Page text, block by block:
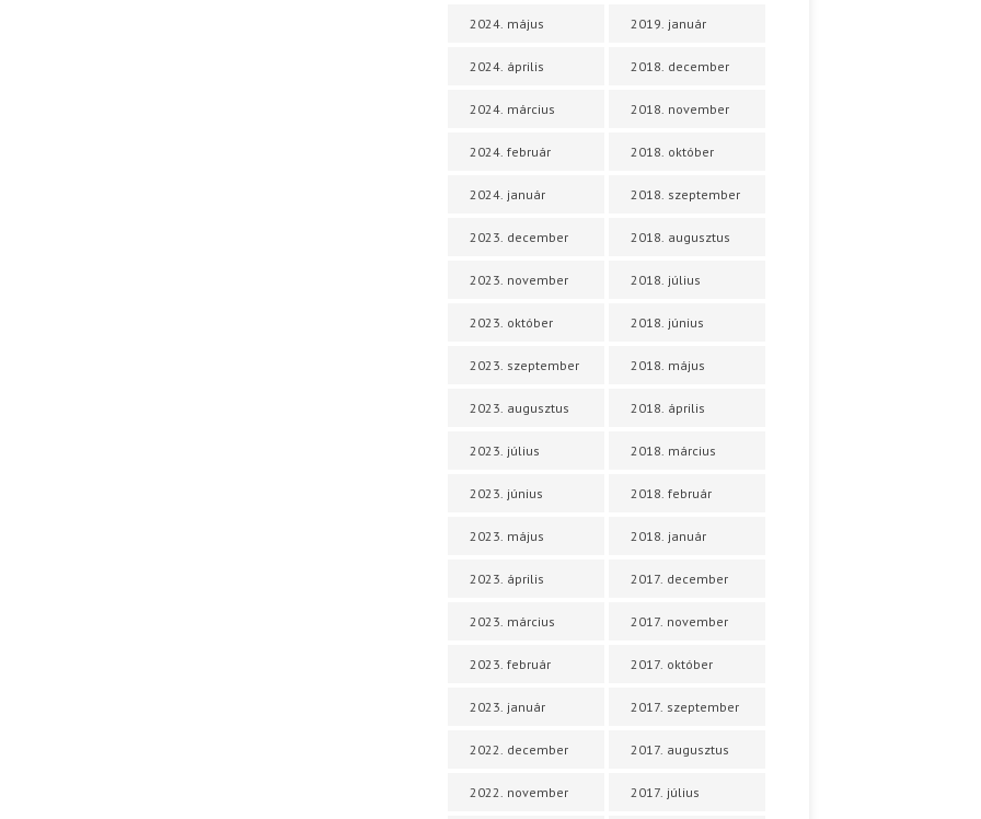
2024. május
2024. április
2024. március
2024. február
2024. január
2023. december
2023. november
2023. október
2023. szeptember
2023. augusztus
2023. július
2023. június
2023. május
2023. április
2023. március
2023. február
2023. január
2022. december
2022. november
2019. január
2018. december
2018. november
2018. október
2018. szeptember
2018. augusztus
2018. július
2018. június
2018. május
2018. április
2018. március
2018. február
2018. január
2017. december
2017. november
2017. október
2017. szeptember
2017. augusztus
2017. július